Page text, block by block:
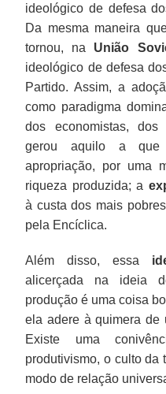
ideológico de defesa
Da mesma maneira
tornou, na União
ideológico de defesa
Partido. Assim, a
como paradigma
dos economistas, dos
gerou aquilo a que
apropriação, por uma
riqueza produzida; a
à custa dos mais
pela Encíclica.
Além disso, essa
alicerçada na ideia
produção é uma coisa
ela adere à quimera de
Existe uma
produtivismo, o culto da
modo de relação